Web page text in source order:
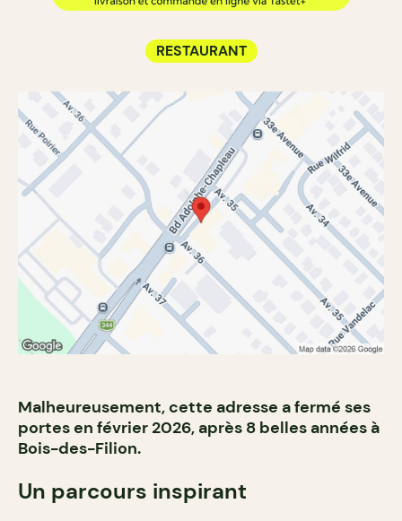
RESTAURANT
Malheureusement, cette adresse a fermé ses
portes en février 2026, après 8 belles années à
Bois-des-Filion.
Un parcours inspirant